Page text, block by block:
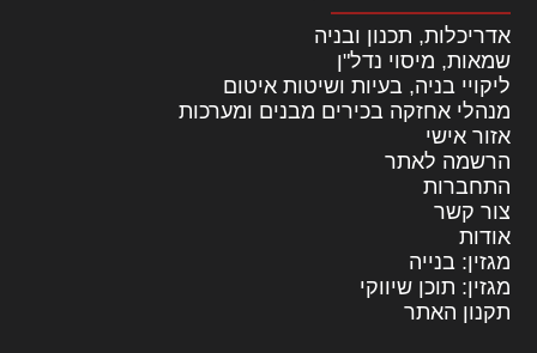
אדריכלות, תכנון ובניה
שמאות, מיסוי נדל"ן
ליקויי בניה, בעיות ושיטות איטום
מנהלי אחזקה בכירים מבנים ומערכות
אזור אישי
הרשמה לאתר
התחברות
צור קשר
אודות
מגזין: בנייה
מגזין: תוכן שיווקי
תקנון האתר